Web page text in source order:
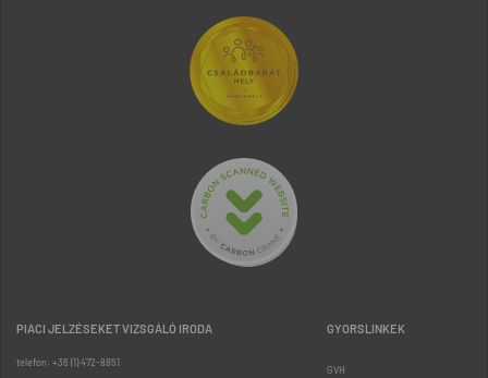
PIACI JELZÉSEKET VIZSGÁLÓ IRODA
telefon: +36 (1) 472-8851
GYORSLINKEK
GVH